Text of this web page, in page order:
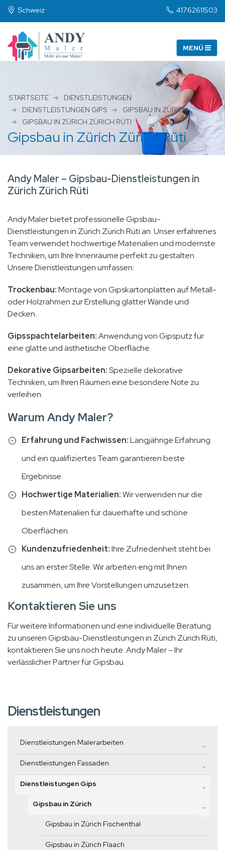
Schweiz 41762611503
STARTSEITE
DIENSTLEISTUNGEN
DIENSTLEISTUNGEN GIPS
GIPSBAU IN ZÜRICH
GIPSBAU IN ZÜRICH ZÜRICH RÜTI
Gipsbau in Zürich Zürich Rüti
Andy Maler – Gipsbau-Dienstleistungen in
Zürich Zürich Rüti
Andy Maler bietet professionelle Gipsbau-
Dienstleistungen in Zürich Zürich Rüti an. Unser erfahrenes
Team verwendet hochwertige Materialien und modernste
Techniken, um Ihre Innenräume perfekt zu gestalten.
Unsere Dienstleistungen umfassen:
Trockenbau:Montage von Gipskartonplatten auf Metall-
oder Holzrahmen zur Erstellung glatter Wände und
Decken.
Gipsspachtelarbeiten:Anwendung von Gipsputz für
eine glatte und ästhetische Oberfläche.
Dekorative Gipsarbeiten:Spezielle dekorative
Techniken, um Ihren Räumen eine besondere Note zu
verleihen.
Warum Andy Maler?
Erfahrung und Fachwissen:Langjährige Erfahrung
und ein qualifiziertes Team garantieren beste
Ergebnisse.
Hochwertige Materialien:Wir verwenden nur die
besten Materialien für dauerhafte und schöne
Oberflächen.
Kundenzufriedenheit:Ihre Zufriedenheit steht bei
uns an erster Stelle. Wir arbeiten eng mit Ihnen
zusammen, um Ihre Vorstellungen umzusetzen.
Kontaktieren Sie uns
Für weitere Informationen und eine individuelle Beratung
zu unseren Gipsbau-Dienstleistungen in Zürich Zürich Rüti,
kontaktieren Sie uns noch heute. Andy Maler – Ihr
verlässlicher Partner für Gipsbau.
Dienstleistungen
Dienstleistungen Malerarbeiten
Dienstleistungen Fassaden
Dienstleistungen Gips
Gipsbau in Zürich
Gipsbau in Zürich Fischenthal
Gipsbau in Zürich Flaach